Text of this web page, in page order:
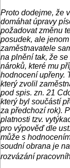
Proto dodejme, že
domáhat úpravy
požadovat změnu
posudek, ale
zaměstnavatele
na plnění tak, že
nároků, které mu
hodnocení upřeny.
který zvolil
pod spis. zn. 21
který byl součástí
za předchozí rok).
platnosti tzv.
pro výpověď dle
může s
soudní obrana je
rozvázání